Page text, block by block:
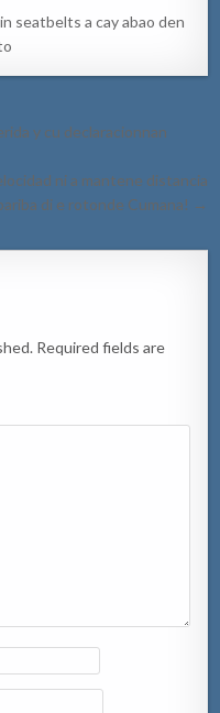
seatbelts a cay abao den
y cu declaracionnan
ni a mantene distancia
di e rotonde Cumana! →
Required fields are